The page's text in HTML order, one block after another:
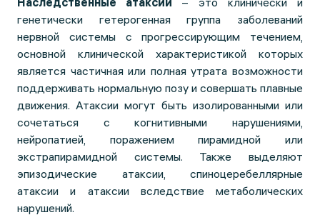
генетически гетерогенная группа заболеваний
нервной системы с прогрессирующим течением,
основной клинической характеристикой которых
является частичная или полная утрата возможности
поддерживать нормальную позу и совершать плавные
движения. Атаксии могут быть изолированными или
сочетаться с когнитивными нарушениями,
нейропатией, поражением пирамидной или
экстрапирамидной системы. Также выделяют
эпизодические атаксии, спиноцеребеллярные
атаксии и атаксии вследствие метаболических
нарушений.